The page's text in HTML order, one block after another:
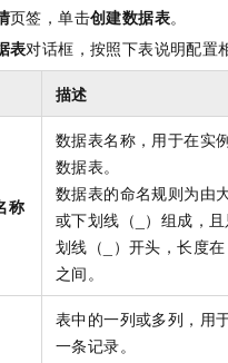
页签，单击创建数据表。
表对话框，按照下表说明配置
描述
称
数据表名称，用于在实
数据表。
数据表的命名规则为由
或下划线（_）组成，
划线（_）开头，长度在
之间。
表中的一列或多列，用
一条记录。